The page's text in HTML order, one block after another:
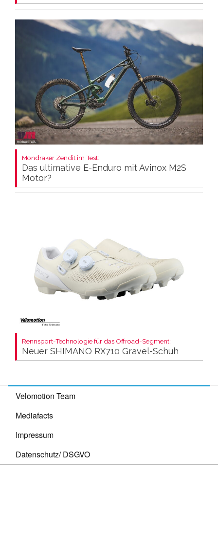
Mondraker Zendit im Test:
Das ultimative E-Enduro mit Avinox M2S
Motor?
Rennsport-Technologie für das Offroad-Segment:
Neuer SHIMANO RX710 Gravel-Schuh
Velomotion Team
Mediafacts
Impressum
Datenschutz/ DSGVO